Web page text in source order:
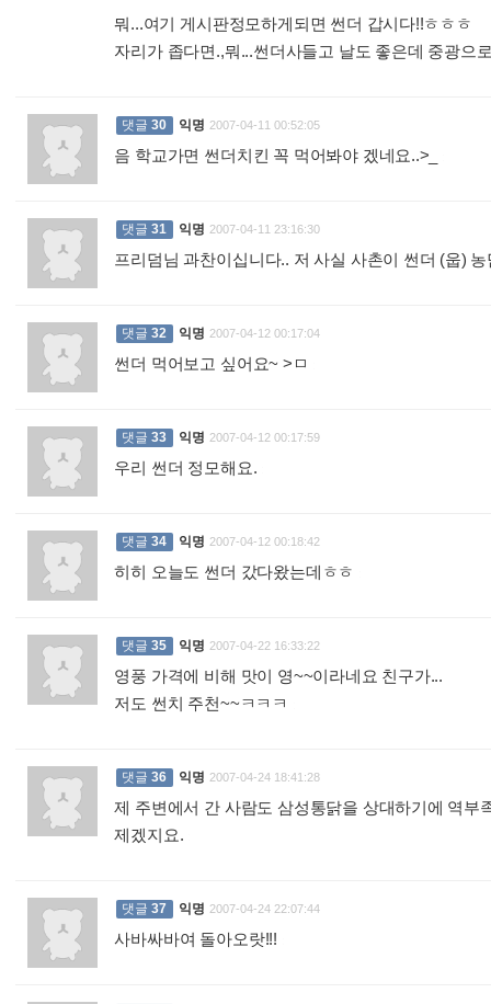
뭐...여기 게시판정모하게되면 썬더 갑시다!!ㅎㅎㅎ
자리가 좁다면.,뭐...썬더사들고 날도 좋은데 중광으
댓글 30 익명 2007-04-11 00:52:05
음 학교가면 썬더치킨 꼭 먹어봐야 겠네요..>_
댓글 31 익명 2007-04-11 23:16:30
프리덤님 과찬이십니다.. 저 사실 사촌이 썬더 (웁)
댓글 32 익명 2007-04-12 00:17:04
썬더 먹어보고 싶어요~ >ㅁ
댓글 33 익명 2007-04-12 00:17:59
우리 썬더 정모해요.
댓글 34 익명 2007-04-12 00:18:42
히히 오늘도 썬더 갔다왔는데ㅎㅎ
댓글 35 익명 2007-04-22 16:33:22
영풍 가격에 비해 맛이 영~~이라네요 친구가...
저도 썬치 주천~~ㅋㅋㅋ
댓글 36 익명 2007-04-24 18:41:28
제 주변에서 간 사람도 삼성통닭을 상대하기에 역
제겠지요.
댓글 37 익명 2007-04-24 22:07:44
사바싸바여 돌아오랏!!!